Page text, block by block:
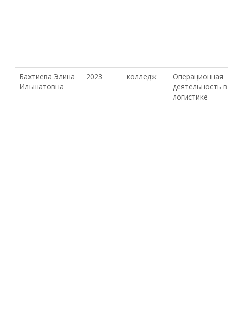
Бахтиева Элина
Ильшатовна
2023 колледж
Операционная
деятельность в
логистике